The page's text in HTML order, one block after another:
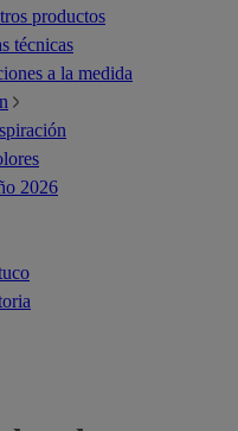
productos
técnicas
a la medida
2026